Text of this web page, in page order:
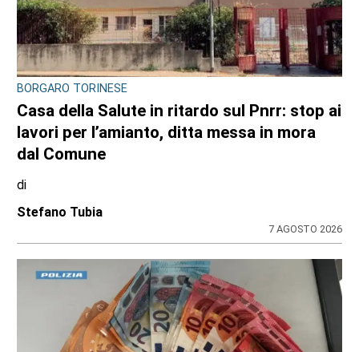
A Palazzo Lascaris la mostra “Romano
Gazzera. Nel regno dei fiori giganti”
ULTIME NOTIZIE